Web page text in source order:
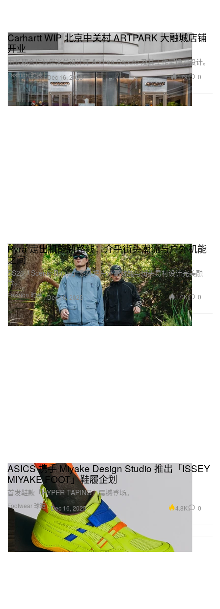
Fashion 时装
Carhartt WIP 北京中关村 ARTPARK 大融城店铺
开业
由长期合作伙伴米兰设计师 Andrea Caputo 及其工作室操刀设计。
Dec 16, 2025 179 0
Fashion 时装
Pyra 走出机能新路线：介乎街头潮流与户外机能
之间
SS26「Scenic Route」系列把户外高效能与街头易衬设计完美融
合。
Dec 16, 2025 1.0K 0
Footwear 球鞋
ASICS 携手 Miyake Design Studio 推出「ISSEY
MIYAKE FOOT」鞋履企划
首发鞋款「HYPER TAPING」震撼登场。
Dec 16, 2025 4.8K 0